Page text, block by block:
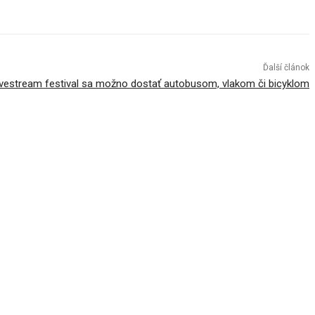
Ďalší článok
festival sa možno dostať autobusom, vlakom či bicyklom